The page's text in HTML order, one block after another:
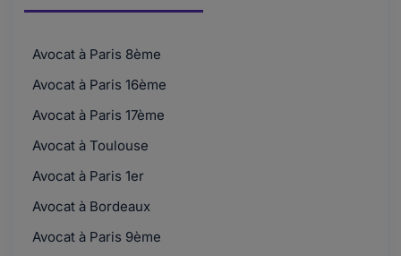
Avocat à Paris 8ème
Avocat à Paris 16ème
Avocat à Paris 17ème
Avocat à Toulouse
Avocat à Paris 1er
Avocat à Bordeaux
Avocat à Paris 9ème